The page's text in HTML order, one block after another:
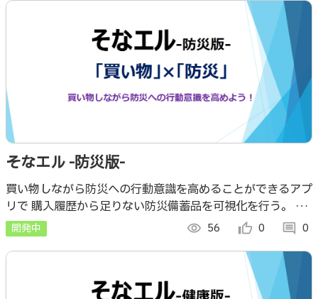
そなエル -防災版-
買い物しながら防災への行動意識を高めることができるアプ
リで 購入履歴から足りない防災備蓄品を可視化を行う。 コ
ンセプトは、普段の生活の小さな行動の積み重ねが習慣とな
り、やがて新しい意識を形づくる。
開発中 visibility 56 thumb_up_alt 0 comment 0